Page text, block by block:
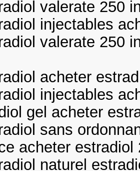
valerate 250
injectables
valerate 250
acheter
injectables
gel acheter
sans
acheter estradiol
naturel